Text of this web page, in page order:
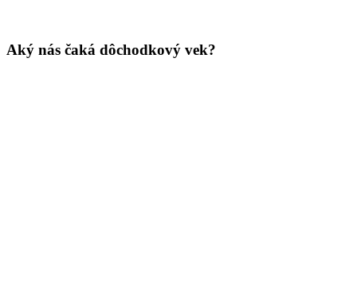
Aký nás čaká dôchodkový vek?